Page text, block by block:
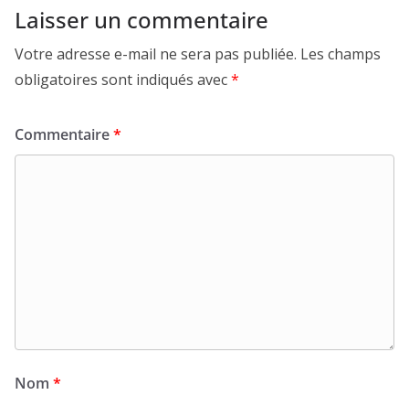
Laisser un commentaire
Votre adresse e-mail ne sera pas publiée. Les champs
obligatoires sont indiqués avec*
Commentaire*
Nom *